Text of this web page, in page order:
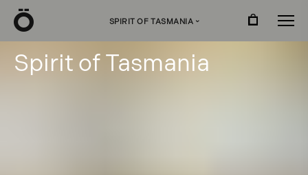
SPIRIT OF TASMANIA ›
Spirit ofTasmania
Ö